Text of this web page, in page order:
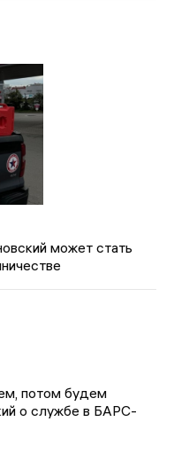
может стать
потом будем
о службе в БАРС-